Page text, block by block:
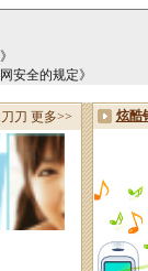
安全的规定》